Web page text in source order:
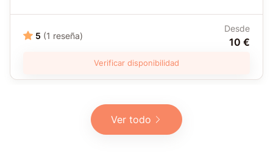
5 (1 reseña)
Desde
10 €
Verificar disponibilidad
Ver todo